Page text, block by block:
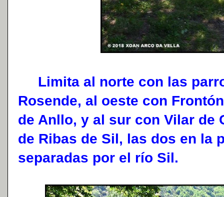
Limita al norte con las
Rosende, al oeste con
de Anllo, y al sur con Vilar de
de Ribas de Sil, las dos en la
separadas por el río Sil.